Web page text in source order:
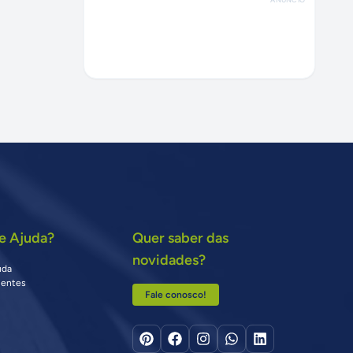
Ajuda?
Quer saber das
novidades?
Fale conosco!